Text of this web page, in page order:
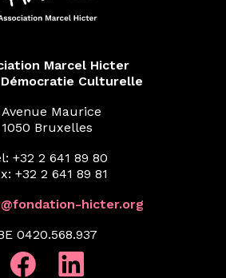
Marcel Hicter
Culturelle
Avenue Maurice
1050 Bruxelles
+32 2 641 89 80
+32 2 641 89 81
hicter.org
0420.568.937